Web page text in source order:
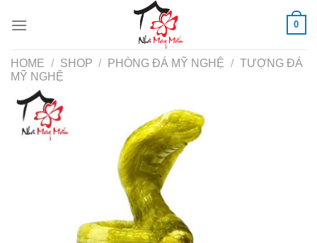
0
HOME / SHOP / PHÒNG ĐÁ MỸ NGHỆ / TƯỢNG ĐÁ
MỸ NGHỆ